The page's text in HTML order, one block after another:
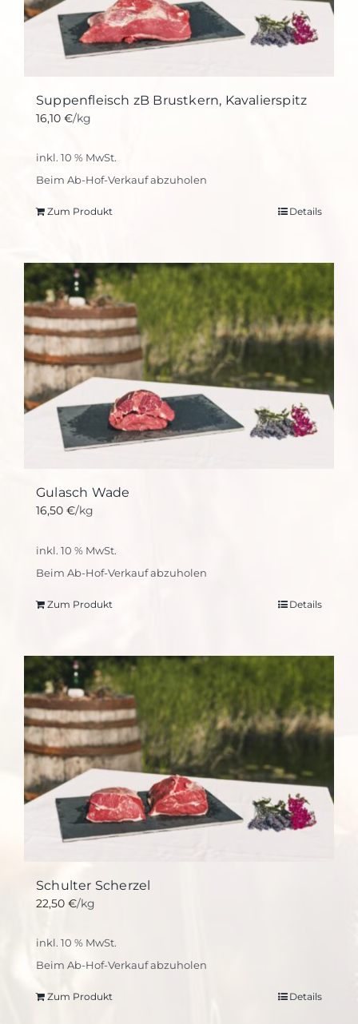
Suppenfleisch zB Brustkern, Kavalierspitz
16,10 €/kg
inkl. 10 % MwSt.
Beim Ab-Hof-Verkauf abzuholen
Zum Produkt Details
Gulasch Wade
16,50 €/kg
inkl. 10 % MwSt.
Beim Ab-Hof-Verkauf abzuholen
Zum Produkt Details
Schulter Scherzel
22,50 €/kg
inkl. 10 % MwSt.
Beim Ab-Hof-Verkauf abzuholen
Zum Produkt Details